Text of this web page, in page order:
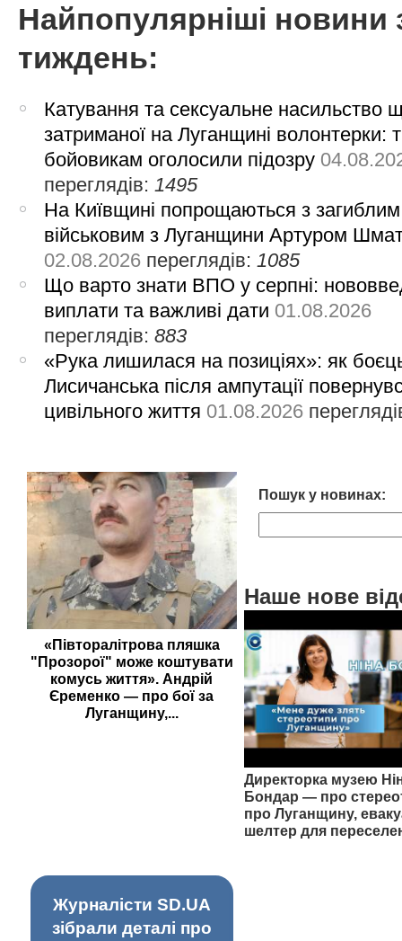
Найпопулярніші новини
тиждень:
Катування та сексуальне насильство
затриманої на Луганщині волонтерки:
бойовикам оголосили підозру
переглядів: 1495
На Київщині попрощаються з загиблим
військовим з Луганщини Артуром
02.08.2026 переглядів: 1085
Що варто знати ВПО у серпні:
виплати та важливі дати 01.08.2026
переглядів:883
«Рука лишилася на позиціях»: як
Лисичанська після ампутації
цивільного життя 01.08.2026
«Півторалітрова пляшка
"Прозорої" може коштувати
комусь життя». Андрій
Єременко — про бої за
Луганщину,...
Пошук у новинах:
Наше нове
Директорка музею
Бондар — про
про Луганщину,
шелтер для
Журналісти SD.UA
зібрали деталі про